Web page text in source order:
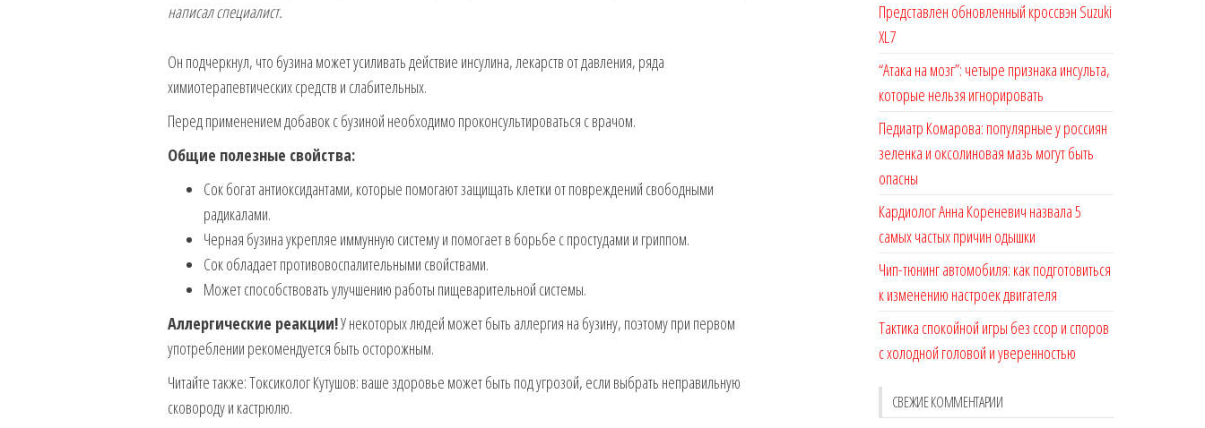
написал специалист.
Он подчеркнул, что бузина может усиливать действие инсулина, лекарств от давления, ряда
химиотерапевтических средств и слабительных.
Перед применением добавок с бузиной необходимо проконсультироваться с врачом.
Общие полезные свойства:
Сок богат антиоксидантами, которые помогают защищать клетки от повреждений свободными
радикалами.
Черная бузина укрепляе иммунную систему и помогает в борьбе с простудами и гриппом.
Сок обладает противовоспалительными свойствами.
Может способствовать улучшению работы пищеварительной системы.
Аллергические реакции!У некоторых людей может быть аллергия на бузину, поэтому при первом
употреблении рекомендуется быть осторожным.
Читайте также: Токсиколог Кутушов: ваше здоровье может быть под угрозой, если выбрать неправильную
сковороду и кастрюлю.
Представлен обновленный кроссвэн Suzuki
XL7
“Атака на мозг”: четыре признака инсульта,
которые нельзя игнорировать
Педиатр Комарова: популярные у россиян
зеленка и оксолиновая мазь могут быть
опасны
Кардиолог Анна Кореневич назвала 5
самых частых причин одышки
Чип-тюнинг автомобиля: как подготовиться
к изменению настроек двигателя
Тактика спокойной игры без ссор и споров
с холодной головой и уверенностью
СВЕЖИЕ КОММЕНТАРИИ